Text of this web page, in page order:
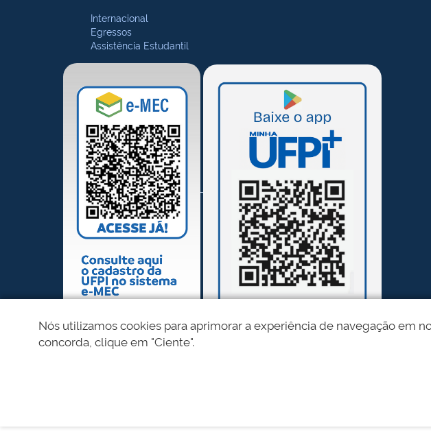
Internacional
Egressos
Assistência Estudantil
Nós utilizamos cookies para aprimorar a experiência de navegação em
concorda, clique em "Ciente".